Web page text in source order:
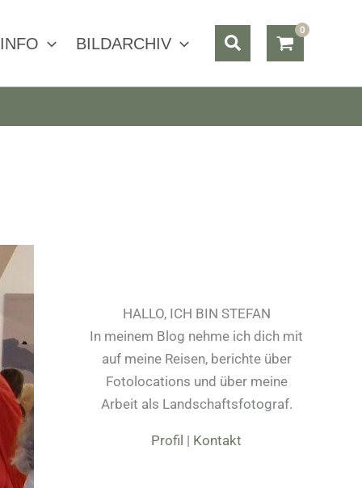
INFO BILDARCHIV Suchen
HALLO, ICH BIN STEFAN
In meinem Blog nehme ich dich mit
auf meine Reisen, berichte über
Fotolocations und über meine
Arbeit als Landschaftsfotograf.
Profil | Kontakt